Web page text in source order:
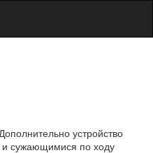
устройство
и сужающимися по ходу